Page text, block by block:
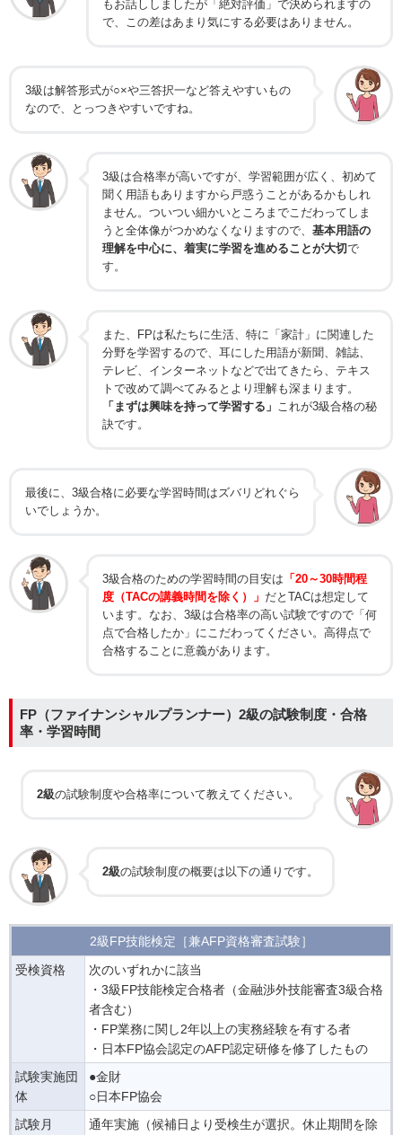
もお話ししましたが「絶対評価」で決められますの
で、この差はあまり気にする必要はありません。
3級は解答形式が○×や三答択一など答えやすいもの
なので、とっつきやすいですね。
3級は合格率が高いですが、学習範囲が広く、初めて
聞く用語もありますから戸惑うことがあるかもしれ
ません。ついつい細かいところまでこだわってしま
うと全体像がつかめなくなりますので、 基本用語の
理解を中心に、着実に学習を進めることが大切で
す。
また、FPは私たちに生活、特に「家計」に関連した
分野を学習するので、耳にした用語が新聞、雑誌、
テレビ、インターネットなどで出てきたら、テキス
トで改めて調べてみるとより理解も深まります。
「まずは興味を持って学習する」
これが3級合格の秘
訣です。
最後に、3級合格に必要な学習時間はズバリどれぐら
いでしょうか。
3級合格のための学習時間の目安は 「20～30時間程
度（TACの講義時間を除く）」 だとTACは想定して
います。なお、3級は合格率の高い試験ですので「何
点で合格したか」にこだわってください。高得点で
合格することに意義があります。
FP（ファイナンシャルプランナー）2級の試験制度・合格
率・学習時間
2級の試験制度や合格率について教えてください。
2級の試験制度の概要は以下の通りです。
2級FP技能検定［兼AFP資格審査試験］
受検資格
次のいずれかに該当
・3級FP技能検定合格者（金融渉外技能審査3級合格
者含む）
・FP業務に関し2年以上の実務経験を有する者
・日本FP協会認定のAFP認定研修を修了したもの
試験実施団
体
●金財
○日本FP協会
試験月
通年実施（候補日より受検生が選択。休止期間を除